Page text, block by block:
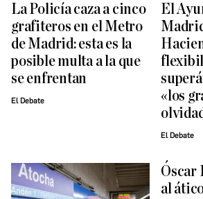
La Policía caza a cinco
grafiteros en el Metro
de Madrid: esta es la
posible multa a la que
se enfrentan
El Debate
El
«los
El Debate
Óscar
al